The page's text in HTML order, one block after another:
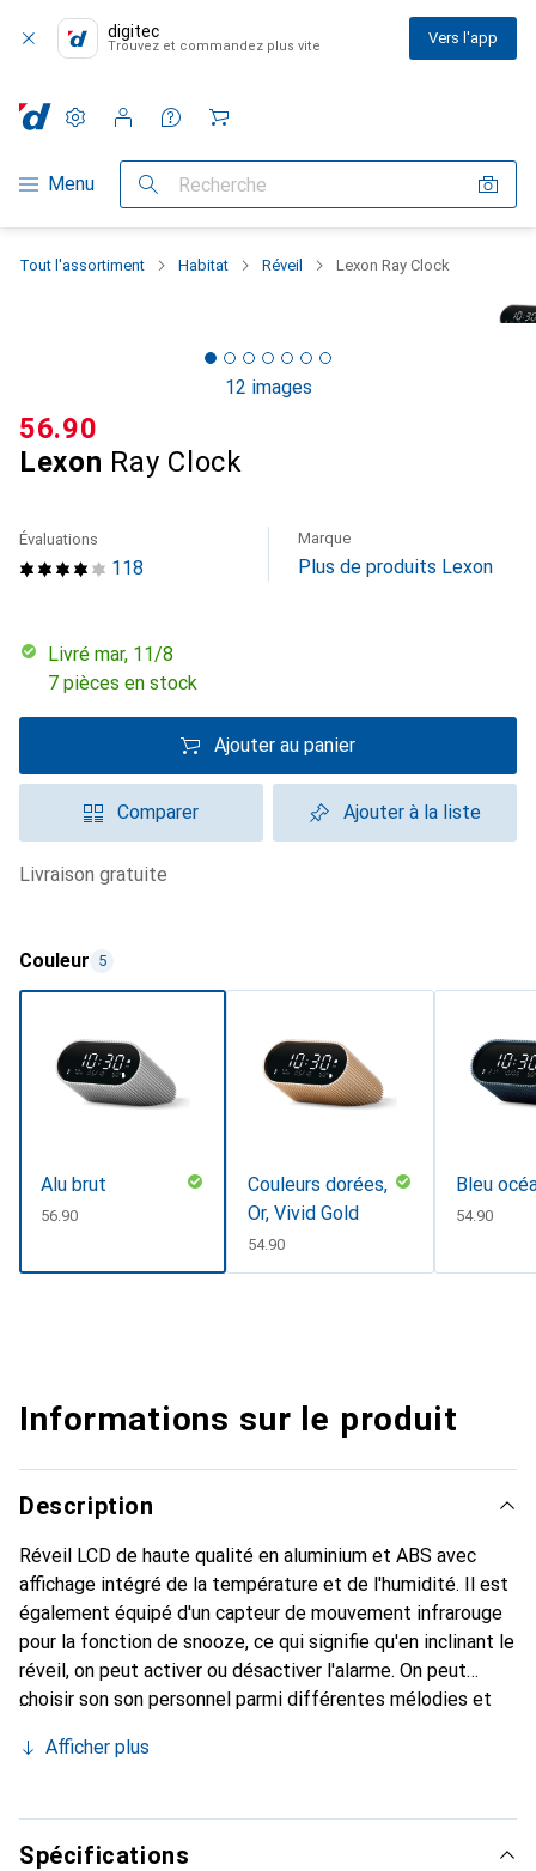
digitec
Trouvez et commandez plus vite Vers l'app
Navigation par catégorie
Menu Recherche
Paramètres
Compte client
Listes de comparaison
Listes d'envies
Panier
Tout l'assortiment Habitat Réveil Lexon Ray Clock
12 images
Lexon Ray Clock
CHF
56.90
118
Évaluations Marque
Plus de produits Lexon
Livré mar, 11/8
7 pièces en stock
Ajouter au panier
Comparer Ajouter à la liste
livraison gratuite
Couleur 5
Alu brut
CHF
56.90
Couleurs dorées,
Or, Vivid Gold
CHF
54.90
Bleu
CHF
54.90
Informations sur le produit
Description
Réveil LCD de haute qualité en aluminium et ABS avec
affichage intégré de la température et de l'humidité. Il est
également équipé d'un capteur de mouvement infrarouge
pour la fonction de snooze, ce qui signifie qu'en inclinant le
réveil, on peut activer ou désactiver l'alarme. On peut
choisir son son personnel parmi différentes mélodies et
Afficher plus
Spécifications